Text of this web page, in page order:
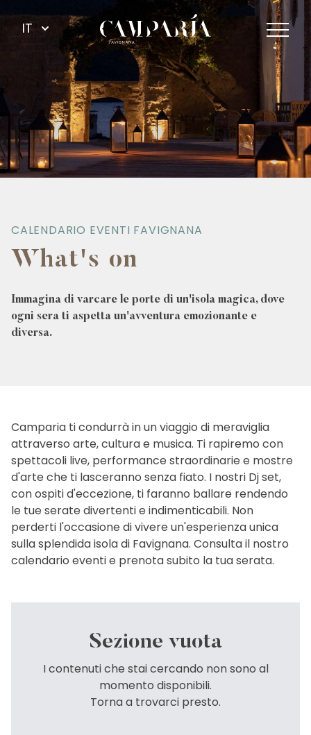
IT
CALENDARIO EVENTI FAVIGNANA
What's on
Immagina di varcare le porte di un'isola magica, dove
ogni sera ti aspetta un'avventura emozionante e
diversa.
Camparia ti condurrà in un viaggio di meraviglia
attraverso arte, cultura e musica. Ti rapiremo con
spettacoli live, performance straordinarie e mostre
d'arte che ti lasceranno senza fiato. I nostri Dj set,
con ospiti d'eccezione, ti faranno ballare rendendo
le tue serate divertenti e indimenticabili. Non
perderti l'occasione di vivere un'esperienza unica
sulla splendida isola di Favignana. Consulta il nostro
calendario eventi e prenota subito la tua serata.
Sezione vuota
I contenuti che stai cercando non sono al
momento disponibili.
Torna a trovarci presto.